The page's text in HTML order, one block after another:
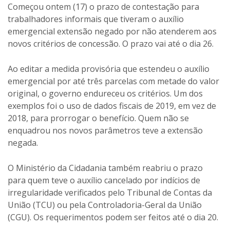
Começou ontem (17) o prazo de contestação para
trabalhadores informais que tiveram o auxílio
emergencial extensão negado por não atenderem aos
novos critérios de concessão. O prazo vai até o dia 26.
Ao editar a medida provisória que estendeu o auxílio
emergencial por até três parcelas com metade do valor
original, o governo endureceu os critérios. Um dos
exemplos foi o uso de dados fiscais de 2019, em vez de
2018, para prorrogar o benefício. Quem não se
enquadrou nos novos parâmetros teve a extensão
negada.
O Ministério da Cidadania também reabriu o prazo
para quem teve o auxílio cancelado por indícios de
irregularidade verificados pelo Tribunal de Contas da
União (TCU) ou pela Controladoria-Geral da União
(CGU). Os requerimentos podem ser feitos até o dia 20.